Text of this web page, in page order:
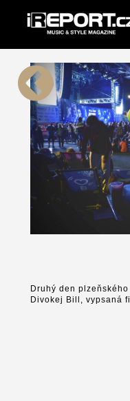
Druhý den
Divokej Bill, vypsaná